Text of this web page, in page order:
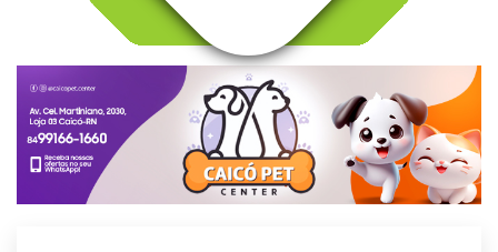
v
g
t
i
o
n